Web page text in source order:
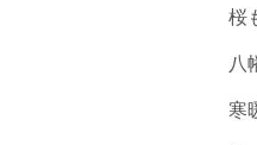
桜
八
寒